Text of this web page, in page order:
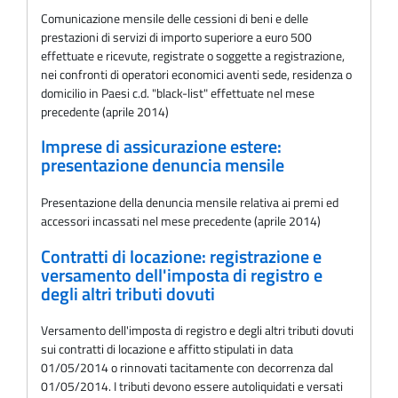
Comunicazione mensile delle cessioni di beni e delle
prestazioni di servizi di importo superiore a euro 500
effettuate e ricevute, registrate o soggette a registrazione,
nei confronti di operatori economici aventi sede, residenza o
domicilio in Paesi c.d. "black-list" effettuate nel mese
precedente (aprile 2014)
Imprese di assicurazione estere:
presentazione denuncia mensile
Presentazione della denuncia mensile relativa ai premi ed
accessori incassati nel mese precedente (aprile 2014)
Contratti di locazione: registrazione e
versamento dell'imposta di registro e
degli altri tributi dovuti
Versamento dell'imposta di registro e degli altri tributi dovuti
sui contratti di locazione e affitto stipulati in data
01/05/2014 o rinnovati tacitamente con decorrenza dal
01/05/2014. I tributi devono essere autoliquidati e versati